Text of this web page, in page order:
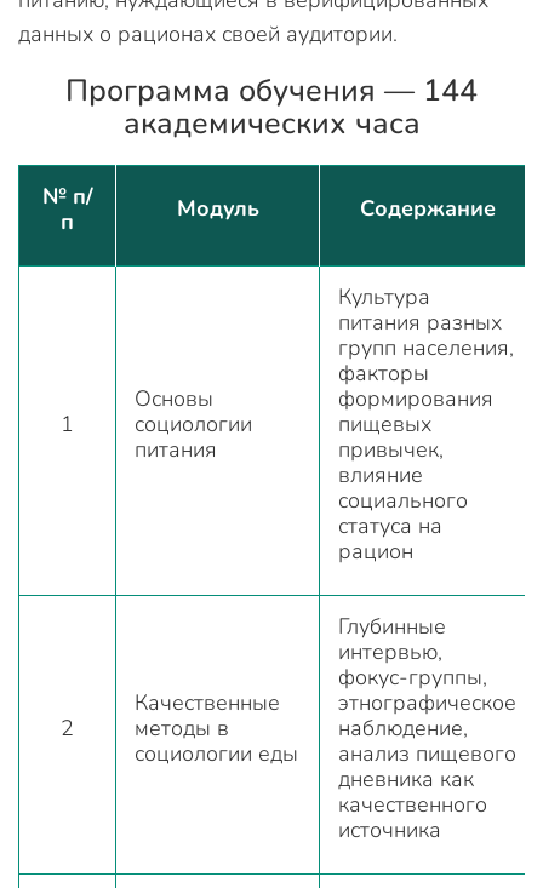
данных о рационах своей аудитории.
Программа обучения — 144
академических часа
№ п/
п
Модуль Содержание
1
Основы
социологии
питания
Культура
питания разных
групп населения,
факторы
формирования
пищевых
привычек,
влияние
социального
статуса на
рацион
2
Качественные
методы в
социологии еды
Глубинные
интервью,
фокус-группы,
этнографическое
наблюдение,
анализ пищевого
дневника как
качественного
источника